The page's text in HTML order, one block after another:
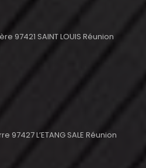
97421 SAINT LOUIS Réunion
L’ETANG SALE Réunion